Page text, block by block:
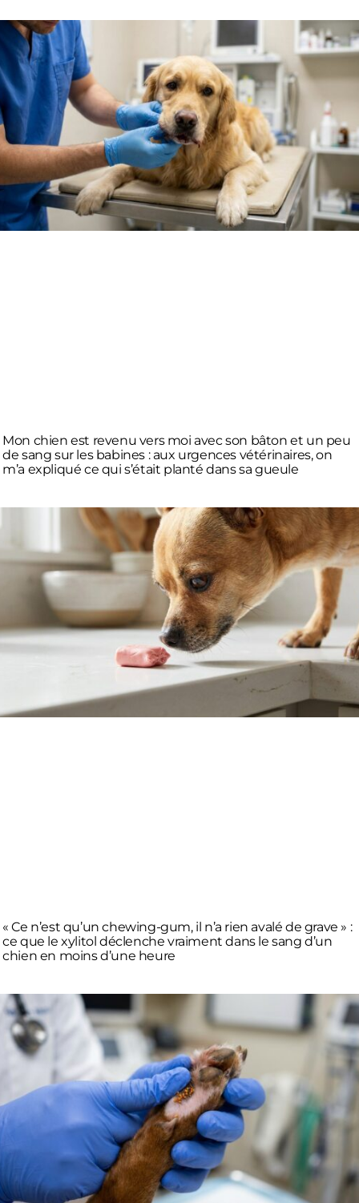
Mon chien est revenu vers moi avec son bâton et un peu
de sang sur les babines : aux urgences vétérinaires, on
m’a expliqué ce qui s’était planté dans sa gueule
« Ce n’est qu’un chewing-gum, il n’a rien avalé de grave » :
ce que le xylitol déclenche vraiment dans le sang d’un
chien en moins d’une heure